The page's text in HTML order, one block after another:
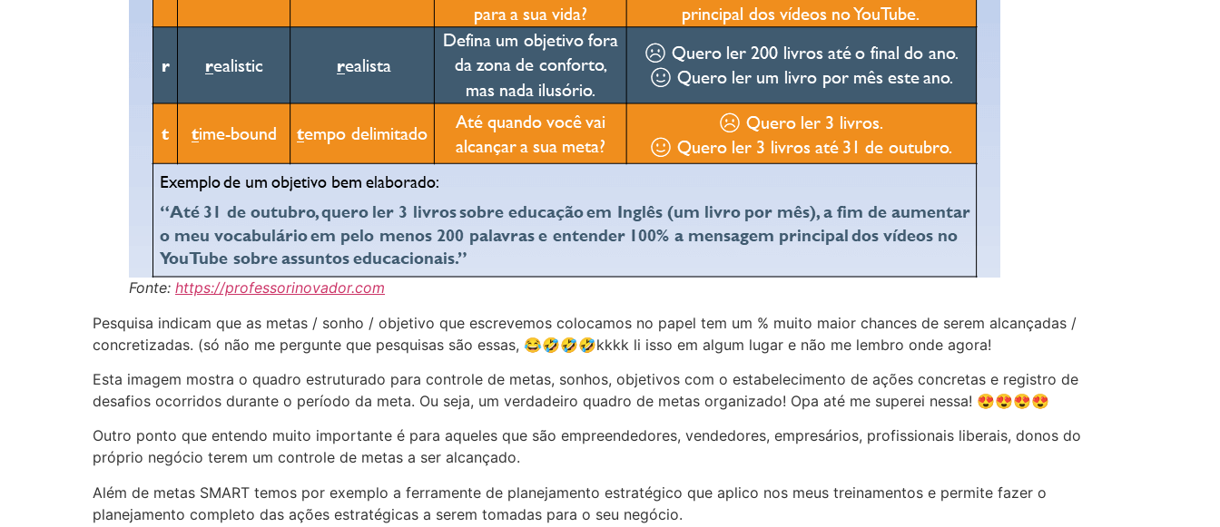
Fonte: https://professorinovador.com
Pesquisa indicam que as metas / sonho / objetivo que escrevemos colocamos no papel tem um % muito maior chances de serem alcançadas /
concretizadas. (só não me pergunte que pesquisas são essas, 😂🤣🤣🤣kkkk li isso em algum lugar e não me lembro onde agora!
Esta imagem mostra o quadro estruturado para controle de metas, sonhos, objetivos com o estabelecimento de ações concretas e registro de
desafios ocorridos durante o período da meta. Ou seja, um verdadeiro quadro de metas organizado! Opa até me superei nessa! 😍😍😍😍
Outro ponto que entendo muito importante é para aqueles que são empreendedores, vendedores, empresários, profissionais liberais, donos do
próprio negócio terem um controle de metas a ser alcançado.
Além de metas SMART temos por exemplo a ferramente de planejamento estratégico que aplico nos meus treinamentos e permite fazer o
planejamento completo das ações estratégicas a serem tomadas para o seu negócio.